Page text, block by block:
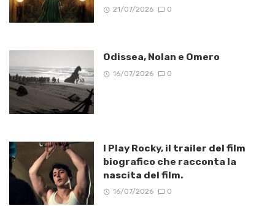
21/07/2026 0
Odissea, Nolan e Omero
16/07/2026 0
I Play Rocky, il trailer del film
biografico che racconta la
nascita del film.
16/07/2026 0